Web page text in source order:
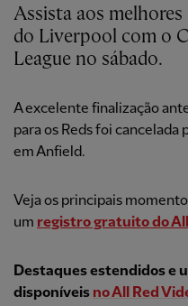
Assista aos melhores
do Liverpool com o
League no sábado.
A excelente finalização
para os Reds foi
em Anfield.
Veja os principais
um registro gratuito do All
Destaques estendidos e
disponíveis no All Red